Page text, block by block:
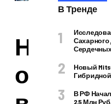
Н
о
В Тренде
Новый
В РФ
2,5 Млн